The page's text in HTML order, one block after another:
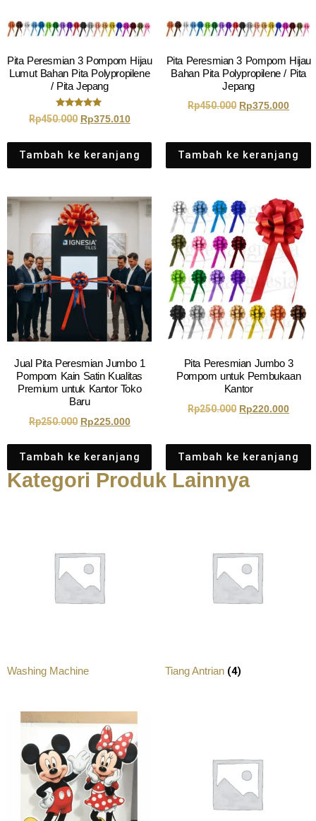
Pita Peresmian 3 Pompom Hijau
Lumut Bahan Pita Polypropilene
/ Pita Jepang
Dinilai
5.00
Rp450.000 Rp375.010
Tambah ke keranjang
Pita Peresmian 3 Pompom Hijau
Bahan Pita Polypropilene / Pita
Jepang
Rp450.000 Rp375.000
Tambah ke keranjang
Jual Pita Peresmian Jumbo 1
Pompom Kain Satin Kualitas
Premium untuk Kantor Toko
Baru
Rp250.000 Rp225.000
Tambah ke keranjang
Pita Peresmian Jumbo 3
Pompom untuk Pembukaan
Kantor
Rp250.000 Rp220.000
Tambah ke keranjang
Kategori Produk Lainnya
Washing Machine Tiang Antrian (4)